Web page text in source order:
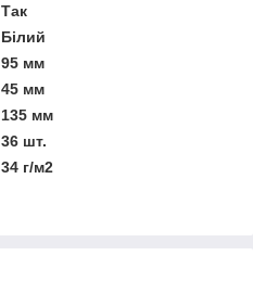
Так
Білий
95 мм
45 мм
135 мм
36 шт.
34 г/м2